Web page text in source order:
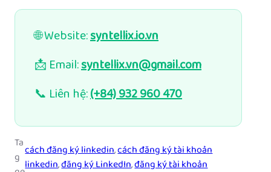
🌐 Website:syntellix.io.vn
📩 Email:syntellix.vn@gmail.com
📞 Liên hệ:(+84) 932 960 470
Ta
g cách đăng ký linkedin, cách đăng ký tài khoản
linkedin, đăng ký LinkedIn, đăng ký tài khoản